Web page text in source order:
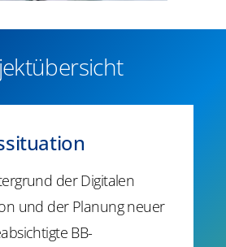
der Digitalen
und der Planung neuer
BB-